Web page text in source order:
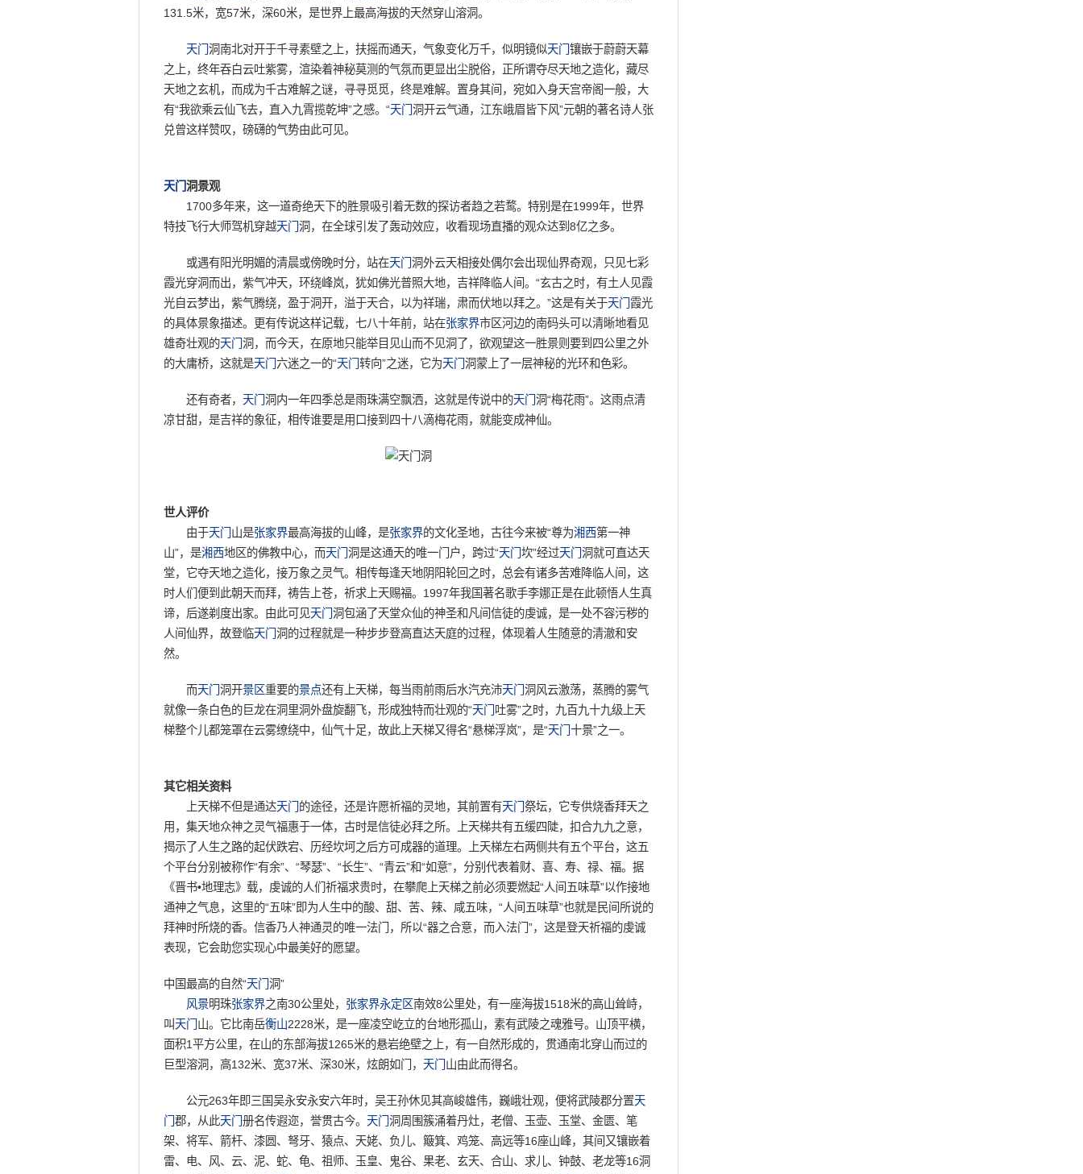
131.5米，宽57米，深60米，是世界上最高海拔的天然穿山溶洞。
天门 洞南北对开于千寻素壁之上，扶摇而通天，气象变化万千，似明镜似天门 镶嵌于蔚蔚天幕
之上，终年吞白云吐紫雾，渲染着神秘莫测的气氛而更显出尘脱俗，正所谓夺尽天地之造化，藏尽
天地之玄机，而成为千古难解之谜，寻寻觅觅，终是难解。置身其间，宛如入身天宫帝阁一般，大
有“我欲乘云仙飞去，直入九霄揽乾坤”之感。“天门 洞开云气通，江东峨眉皆下风”元朝的著名诗人张
兑曾这样赞叹，磅礴的气势由此可见。
天门 洞景观
1700多年来，这一道奇绝天下的胜景吸引着无数的探访者趋之若鹜。特别是在1999年，世界
特技飞行大师驾机穿越天门 洞，在全球引发了轰动效应，收看现场直播的观众达到8亿之多。
或遇有阳光明媚的清晨或傍晚时分，站在天门 洞外云天相接处偶尔会出现仙界奇观，只见七彩
霞光穿洞而出，紫气冲天，环绕峰岚，犹如佛光普照大地，吉祥降临人间。“玄古之时，有土人见霞
光自云梦出，紫气腾绕，盈于洞开，溢于天合，以为祥瑞，肃而伏地以拜之。”这是有关于天门 霞光
的具体景象描述。更有传说这样记载，七八十年前，站在张家界市区河边的南码头可以清晰地看见
雄奇壮观的天门 洞，而今天，在原地只能举目见山而不见洞了，欲观望这一胜景则要到四公里之外
的大庸桥，这就是天门 六迷之一的“天门 转向”之迷，它为天门 洞蒙上了一层神秘的光环和色彩。
还有奇者， 天门 洞内一年四季总是雨珠满空飘洒，这就是传说中的天门 洞“梅花雨”。这雨点清
凉甘甜，是吉祥的象征，相传谁要是用口接到四十八滴梅花雨，就能变成神仙。
世人评价
由于天门 山是张家界最高海拔的山峰，是张家界的文化圣地，古往今来被“尊为湘西第一神
山”，是湘西地区的佛教中心，而天门 洞是这通天的唯一门户，跨过“天门 坎”经过天门 洞就可直达天
堂，它夺天地之造化，接万象之灵气。相传每逢天地阴阳轮回之时，总会有诸多苦难降临人间，这
时人们便到此朝天而拜，祷告上苍，祈求上天赐福。1997年我国著名歌手李娜正是在此顿悟人生真
谛，后遂剃度出家。由此可见天门 洞包涵了天堂众仙的神圣和凡间信徒的虔诚，是一处不容污秽的
人间仙界，故登临天门 洞的过程就是一种步步登高直达天庭的过程，体现着人生随意的清澈和安
然。
而天门 洞开景区重要的景点还有上天梯，每当雨前雨后水汽充沛天门 洞风云激荡，蒸腾的雾气
就像一条白色的巨龙在洞里洞外盘旋翻飞，形成独特而壮观的“天门
吐雾”之时，九百九十九级上天
梯整个儿都笼罩在云雾缭绕中，仙气十足，故此上天梯又得名“悬梯浮岚”，是“天门 十景”之一。
其它相关资料
上天梯不但是通达天门 的途径，还是许愿祈福的灵地，其前置有天门 祭坛，它专供烧香拜天之
用，集天地众神之灵气福惠于一体，古时是信徒必拜之所。上天梯共有五缓四陡，扣合九九之意，
揭示了人生之路的起伏跌宕、历经坎坷之后方可成器的道理。上天梯左右两侧共有五个平台，这五
个平台分别被称作“有余”、“琴瑟”、“长生”、“青云”和“如意”，分别代表着财、喜、寿、禄、福。据
《晋书•地理志》载，虔诚的人们祈福求贵时，在攀爬上天梯之前必须要燃起“人间五味草”以作接地
通神之气息，这里的“五味”即为人生中的酸、甜、苦、辣、咸五味，“人间五味草”也就是民间所说的
拜神时所烧的香。信香乃人神通灵的唯一法门，所以“器之合意，而入法门”，这是登天祈福的虔诚
表现，它会助您实现心中最美好的愿望。
中国最高的自然“天门 洞”
风景明珠张家界之南30公里处， 张家界永定区南效8公里处，有一座海拔1518米的高山耸峙，
叫天门 山。它比南岳衡山2228米，是一座凌空屹立的台地形孤山，素有武陵之魂雅号。山顶平横，
面积1平方公里，在山的东部海拔1265米的悬岩绝壁之上，有一自然形成的，贯通南北穿山而过的
巨型溶洞，高132米、宽37米、深30米，炫朗如门， 天门 山由此而得名。
公元263年即三国吴永安永安六年时，吴王孙休见其高峻雄伟，巍峨壮观，便将武陵郡分置天
门 郡，从此天门 册名传遐迩，誉贯古今。 天门 洞周围簇涌着丹灶，老僧、玉壶、玉堂、金匮、笔
架、将军、箭杆、漆圆、弩牙、猿点、天姥、负儿、簸箕、鸡笼、高远等16座山峰，其间又镶嵌着
雷、电、风、云、泥、蛇、龟、祖师、玉皇、鬼谷、果老、玄天、合山、求儿、钟鼓、老龙等16洞